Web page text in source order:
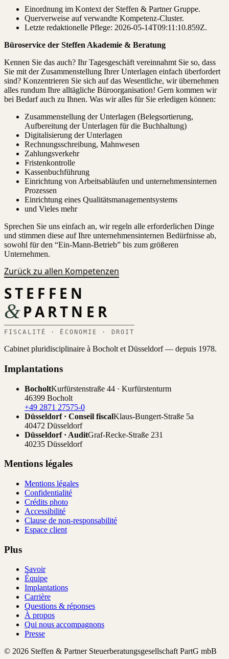
Einordnung im Kontext der Steffen & Partner Gruppe.
Querverweise auf verwandte Kompetenz-Cluster.
Letzte redaktionelle Pflege: 2026-05-14T09:11:10.859Z.
Büroservice der Steffen Akademie & Beratung
Kennen Sie das auch? Ihr Tagesgeschäft vereinnahmt Sie so, dass
Sie mit der Zusammenstellung Ihrer Unterlagen einfach überfordert
sind? Konzentrieren Sie sich auf das Wesentliche, wir übernehmen
alles rundum Ihre alltägliche Büroorganisation! Gern kommen wir
bei Bedarf auch zu Ihnen. Was wir alles für Sie erledigen können:
Zusammenstellung der Unterlagen (Belegsortierung,
Aufbereitung der Unterlagen für die Buchhaltung)
Digitalisierung der Unterlagen
Rechnungsschreibung, Mahnwesen
Zahlungsverkehr
Fristenkontrolle
Kassenbuchführung
Einrichtung von Arbeitsabläufen und unternehmensinternen
Prozessen
Einrichtung eines Qualitätsmanagementsystems
und Vieles mehr
Sprechen Sie uns einfach an, wir regeln alle erforderlichen Dinge
und stimmen diese auf Ihre unternehmensinternen Bedürfnisse ab,
sowohl für den “Ein-Mann-Betrieb” bis zum größeren
Unternehmen.
Zurück zu allen Kompetenzen
STEFFEN
&PARTNER
FISCALITÉ · ÉCONOMIE · DROIT
Cabinet pluridisciplinaire à Bocholt et Düsseldorf — depuis 1978.
Implantations
BocholtKurfürstenstraße 44 · Kurfürstenturm
46399 Bocholt
+49 2871 27575-0
Düsseldorf · Conseil fiscalKlaus-Bungert-Straße 5a
40472 Düsseldorf
Düsseldorf · AuditGraf-Recke-Straße 231
40235 Düsseldorf
Mentions légales
Mentions légales
Confidentialité
Crédits photo
Accessibilité
Clause de non-responsabilité
Espace client
Plus
Savoir
Équipe
Implantations
Carrière
Questions & réponses
À propos
Qui nous accompagnons
Presse
© 2026 Steffen & Partner Steuerberatungsgesellschaft PartG mbB